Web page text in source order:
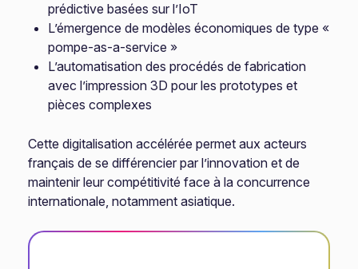
prédictive basées sur l’IoT
L’émergence de modèles économiques de type «
pompe-as-a-service »
L’automatisation des procédés de fabrication
avec l’impression 3D pour les prototypes et
pièces complexes
Cette digitalisation accélérée permet aux acteurs
français de se différencier par l’innovation et de
maintenir leur compétitivité face à la concurrence
internationale, notamment asiatique.